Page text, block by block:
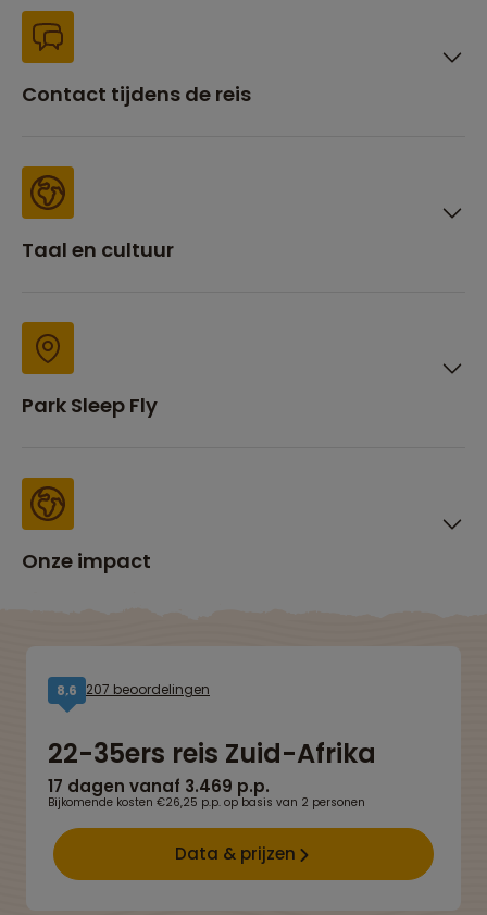
Contact tijdens de reis
Taal en cultuur
Park Sleep Fly
Onze impact
8,6 207 beoordelingen
22-35ers reis Zuid-Afrika
17 dagen vanaf 3.469 p.p.
Bijkomende kosten €26,25 p.p. op basis van 2 personen
Data & prijzen